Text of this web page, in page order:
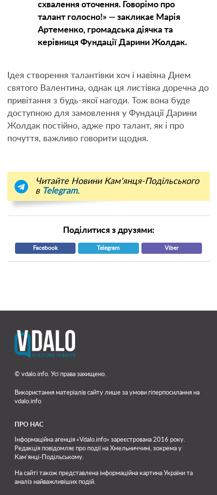
схвалення оточення. Говорімо про
талант голосно!» — закликає Марія
Артеменко, громадська діячка та
керівниця Фундації Дарини Жолдак.
Ідея створення талантівки хоч і навіяна Днем
святого Валентина, однак ця листівка доречна до
привітання з будь-якої нагоди. Тож вона буде
доступною для замовлення у Фундації Дарини
Жолдак постійно, адже про талант, як і про
почуття, важливо говорити щодня.
Читайте Новини Кам'янця-Подільського
в Telegram.
Поділитися з друзями:
Facebook Telegram Viber
© vdalo.info. Усі права захищено.
Використання матеріалів сайту лише за умови гіперпосилання на
vdalo.info
ПРО НАС
Інформаційна агенція «Vdalo.info» зареєстрована 2016 року.
Редакція повідомляє про події на Хмельниччині, зокрема у
Кам'янці-Подільському.
На сайті також представлена інформаційна картина України та
аналіз найважливіших подій.